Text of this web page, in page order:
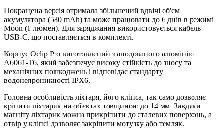
Покращена версія отримала збільшений вдвічі об'єм
акумулятора (580 mAh) та може працювати до 6 днів в режимі
Moon (1 люмен). Для заряджання використовується кабель
USB-C, що поставляється в комплекті.
Корпус Oclip Pro виготовлений з анодованого алюмінію
A6061-T6, який забезпечує високу стійкість до зносу та
механічних пошкоджень і відповідає стандарту
водонепроникності IPX6.
Головна особливість ліхтаря, його кліпса, так само дозволяє
кріпити ліхтарик на об'єктах товщиною до 14 мм. Завдяки
магніту ліхтарик можна прикріпити до сталевих поверхонь, а
отвір у кліпсі дозволяє закріпити мотузку або темляк.